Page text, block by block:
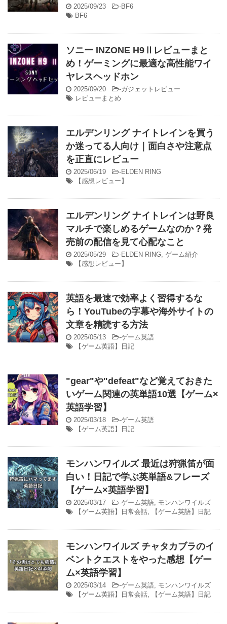
2025/09/23 -BF6
BF6
ソニー INZONE H9Ⅱレビューまと
め！ゲーミングに最適な高性能ワイ
ヤレスヘッドホン
2025/09/20 -ガジェットレビュー
レビューまとめ
エルデンリング ナイトレインを買う
か迷ってる人向け｜面白さや注意点
を正直にレビュー
2025/06/19 -ELDEN RING
【感想レビュー】
エルデンリング ナイトレインは野良
マルチで楽しめるゲームなのか？発
売前の配信を見て心配なこと
2025/05/29 -ELDEN RING, ゲーム紹介
【感想レビュー】
英語を最速で効率よく習得するな
ら！YouTubeの字幕や海外サイトの
文章を精読する方法
2025/05/13 -ゲーム英語
【ゲーム英語】日記
"gear"や"defeat"など覚えておきた
いゲーム関連の英単語10選【ゲーム×
英語学習】
2025/03/18 -ゲーム英語
【ゲーム英語】日記
モンハンワイルズ 最近は狩猟笛が面
白い！日記で学ぶ英単語&フレーズ
【ゲーム×英語学習】
2025/03/17 -ゲーム英語, モンハンワイルズ
【ゲーム英語】日常会話, 【ゲーム英語】日記
モンハンワイルズ チャタカブラのイ
ベントクエストをやった感想【ゲー
ム×英語学習】
2025/03/14 -ゲーム英語, モンハンワイルズ
【ゲーム英語】日常会話, 【ゲーム英語】日記